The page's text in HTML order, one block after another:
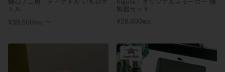
鋳心ノ工房｜ティケトル いものケ
トル
¥38,500 税込 〜
higure｜オリジナルスモーカー 燻
製器セット
¥28,600 税込